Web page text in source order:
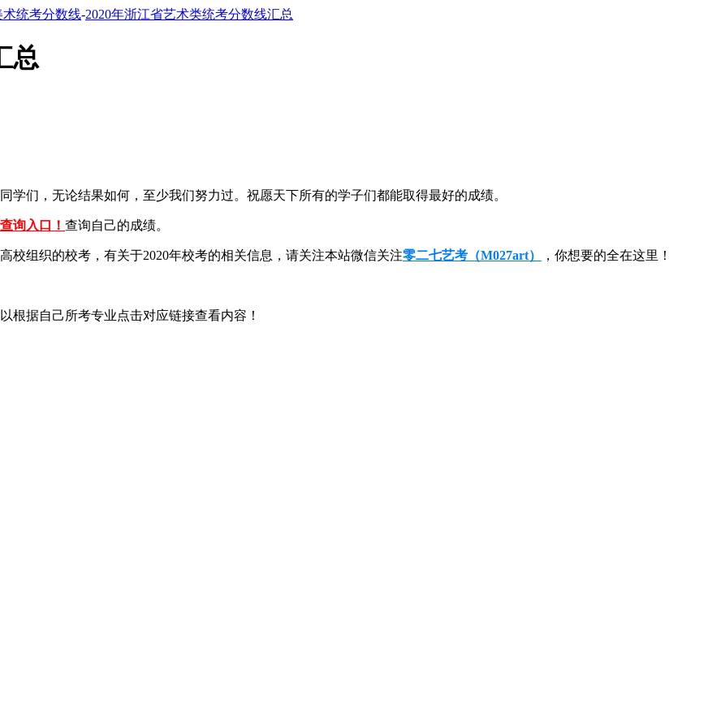
术统考分数线-2020年浙江省艺术类统考分数线汇总
总
学们，无论结果如何，至少我们努力过。祝愿天下所有的学子们都能取得最好的成绩。
询入口！ 查询自己的成绩。
校组织的校考，有关于2020年校考的相关信息，请关注本站微信关注零二七艺考（M027art） ，你想要的全在这里！
根据自己所考专业点击对应链接查看内容！